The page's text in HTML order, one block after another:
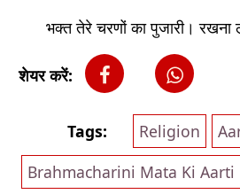
भक्त तेरे चरणों का पुजारी। रखना
शेयर करें:
Tags: Religion
Brahmacharini Mata Ki